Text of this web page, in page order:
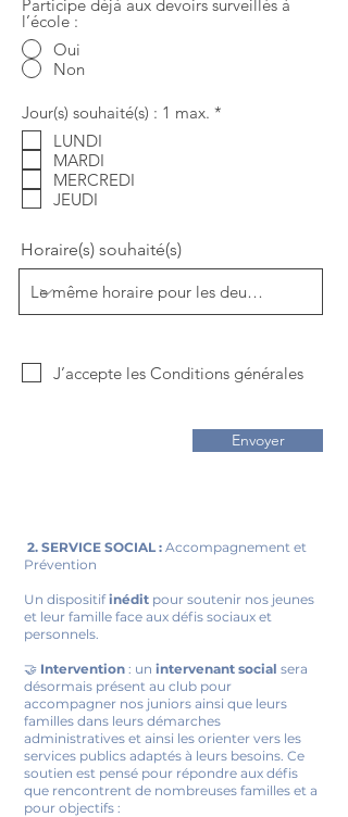
Participe déjà aux devoirs surveillés à
l’école :
Oui
Non
Jour(s) souhaité(s) : 1 max. *
e
LUNDI
MARDI
MERCREDI
JEUDI
Horaire(s) souhaité(s)
J’accepte les Conditions générales
Envoyer
2. SERVICE SOCIAL : Accompagnement et
Prévention
Un dispositifinédit pour soutenir nos jeunes
et leur famille face aux défis sociaux et
personnels.
🤝 Intervention : un intervenant social sera
désormais présent au club pour
accompagner nos juniors ainsi que leurs
familles dans leurs démarches
administratives et ainsi les orienter vers les
services publics adaptés à leurs besoins. Ce
soutien est pensé pour répondre aux défis
que rencontrent de nombreuses familles et a
pour objectifs :